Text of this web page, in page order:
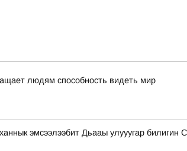
людям способность видеть мир
эмсээлээбит Дьааы улууугар билигин